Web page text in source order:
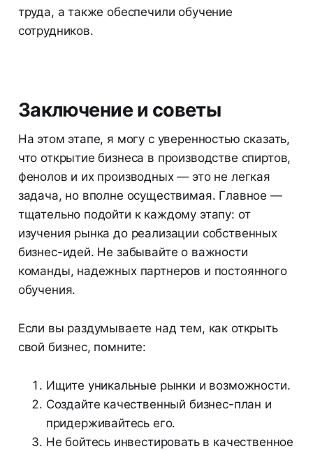
труда, а также обеспечили обучение
сотрудников.
Заключение и советы
На этом этапе, я могу с уверенностью сказать,
что открытие бизнеса в производстве спиртов,
фенолов и их производных — это не легкая
задача, но вполне осуществимая. Главное —
тщательно подойти к каждому этапу: от
изучения рынка до реализации собственных
бизнес-идей. Не забывайте о важности
команды, надежных партнеров и постоянного
обучения.
Если вы раздумываете над тем, как открыть
свой бизнес, помните:
Ищите уникальные рынки и возможности.
Создайте качественный бизнес-план и
придерживайтесь его.
Не бойтесь инвестировать в качественное